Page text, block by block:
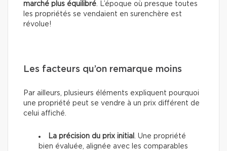
marché plus équilibré. L’époque où presque toutes
les propriétés se vendaient en surenchère est
révolue!
Les facteurs qu’on remarque moins
Par ailleurs, plusieurs éléments expliquent pourquoi
une propriété peut se vendre à un prix différent de
celui affiché.
La précision du prix initial . Une propriété
bien évaluée, alignée avec les comparables